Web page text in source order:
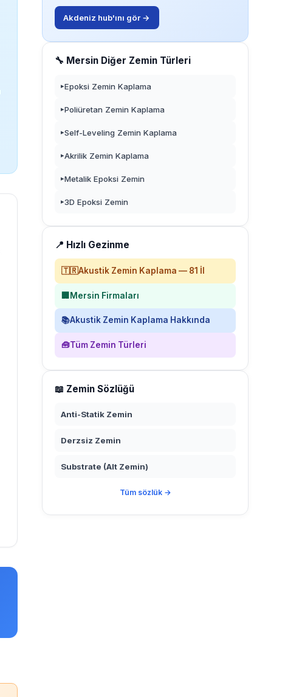
Akdeniz hub'ını gör →
🔧 Mersin Diğer Zemin Türleri
▸Epoksi Zemin Kaplama
▸Poliüretan Zemin Kaplama
▸Self-Leveling Zemin Kaplama
▸Akrilik Zemin Kaplama
▸Metalik Epoksi Zemin
▸3D Epoksi Zemin
📍 Hızlı Gezinme
🇹🇷Akustik Zemin Kaplama — 81 İl
Mersin Firmaları
📚Akustik Zemin Kaplama Hakkında
🧰Tüm Zemin Türleri
📖 Zemin Sözlüğü
Anti-Statik Zemin
Derzsiz Zemin
Substrate (Alt Zemin)
Tüm sözlük →